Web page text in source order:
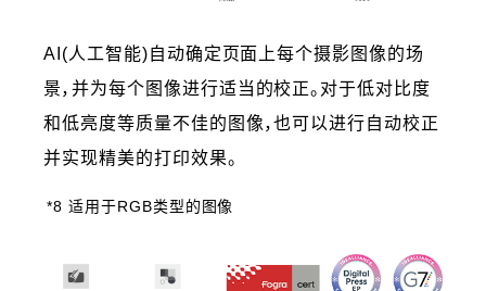
AI(人工智能)自动确定页面上每个摄影图像的场
景，并为每个图像进行适当的校正。对于低对比度
和低亮度等质量不佳的图像，也可以进行自动校正
并实现精美的打印效果。
*8 适用于RGB类型的图像